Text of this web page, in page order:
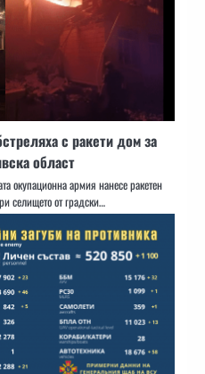
с ракети дом за
област
окупационна армия нанесе ракетен
селището от градски…